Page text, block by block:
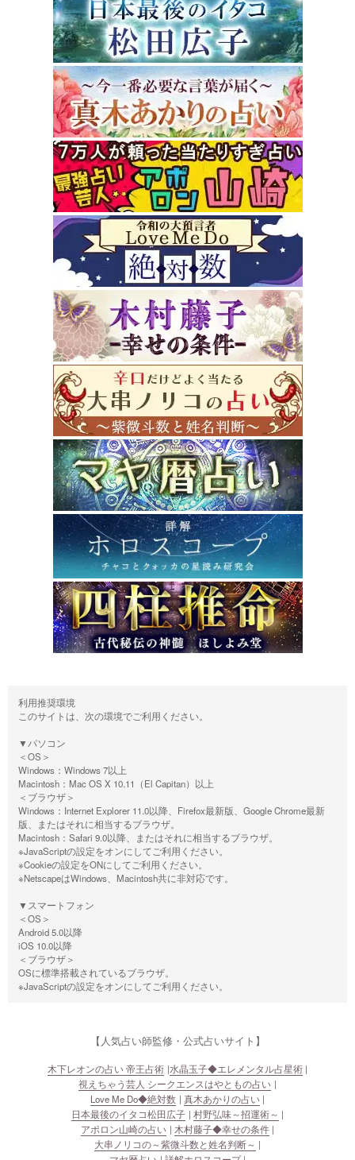
利用推奨環境
このサイトは、次の環境でご利用ください。
▼パソコン
＜OS＞
Windows：Windows 7以上
Macintosh：Mac OS X 10.11（El Capitan）以上
＜ブラウザ＞
Windows：Internet Explorer 11.0以降、Firefox最新版、Google Chrome最新
版、またはそれに相当するブラウザ。
Macintosh：Safari 9.0以降、またはそれに相当するブラウザ。
※JavaScriptの設定をオンにしてご利用ください。
※Cookieの設定をONにしてご利用ください。
※NetscapeはWindows、Macintosh共に非対応です。
▼スマートフォン
＜OS＞
Android 5.0以降
iOS 10.0以降
＜ブラウザ＞
OSに標準搭載されているブラウザ。
※JavaScriptの設定をオンにしてご利用ください。
【人気占い師監修・公式占いサイト】
木下レオンの占い 帝王占術 水晶玉子◆エレメンタル占星術
視えちゃう芸人 シークエンスはやともの占い
Love Me Do◆絶対数
真木あかりの占い
日本最後のイタコ松田広子
村野弘味～招運術～
アポロン山崎の占い
木村藤子◆幸せの条件
大串ノリコの～紫微斗数と姓名判断～